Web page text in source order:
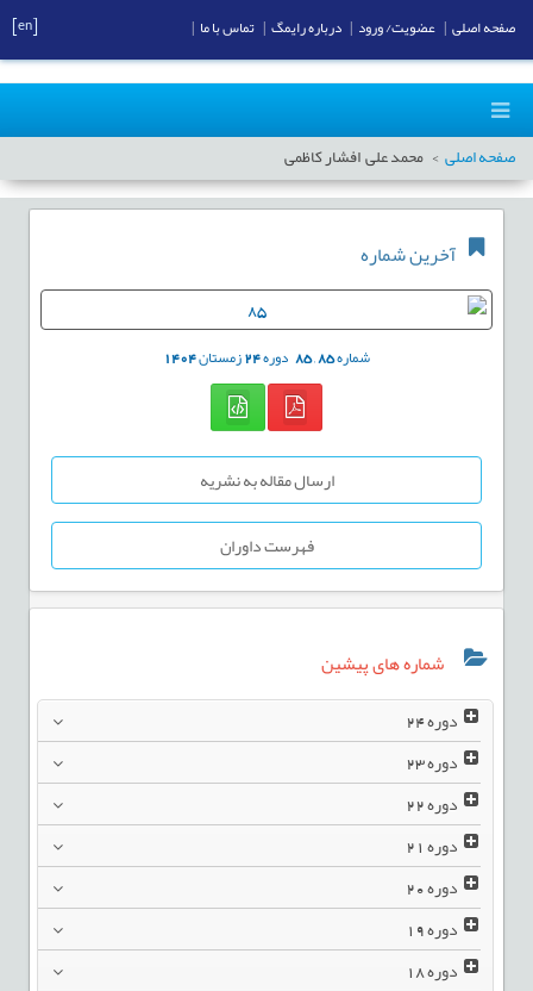
صفحه اصلی محمد علی افشار کاظمی
آخرین شماره
شماره85
,
85 دوره24زمستان1404
ارسال مقاله به نشریه
فهرست داوران
شماره های پیشین
دوره24
دوره23
دوره22
دوره21
دوره20
دوره19
دوره18
صفحه اصلی عضویت/ ورود درباره رایمگ تماس با ما